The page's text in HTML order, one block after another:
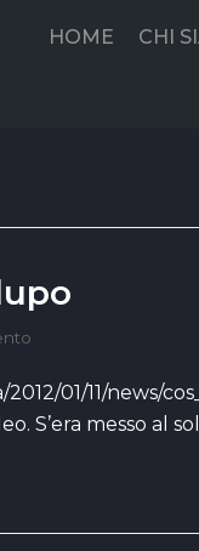
HOME CHI
01/11/news/
S’era messo al